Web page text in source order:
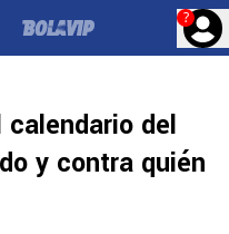
?
del
y contra quién